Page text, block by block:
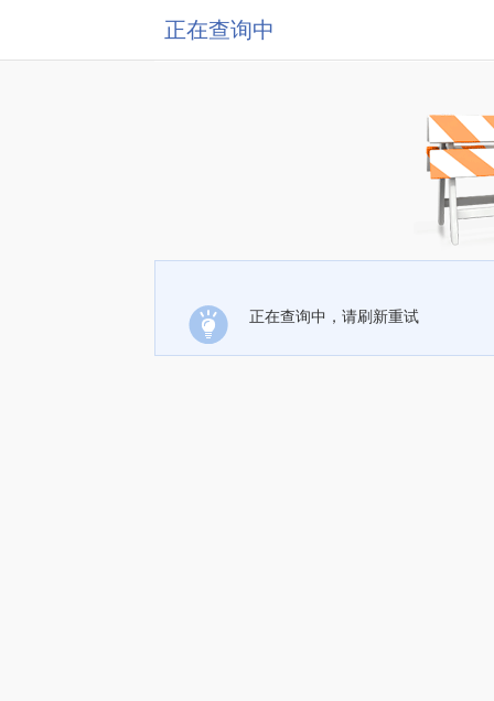
正在查询中
正在查询中，请刷新重试